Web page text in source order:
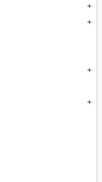
add
add
add
add